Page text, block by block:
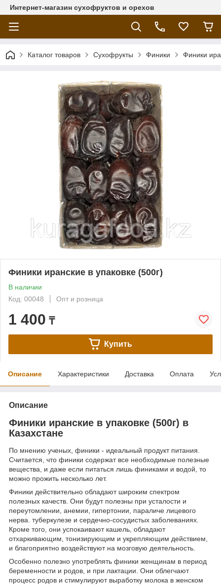
Интернет-магазин сухофруктов и орехов
Каталог товаров Сухофрукты Финики Финики
Финики иранские в упаковке (500г)
В наличии
Код: 00048
Опт и розница
1 400 ₸
Купить
Описание Характеристики Доставка Оплата
Описание
Финики иранские в упаковке (500г) в
Казахстане
По мнению ученых, финики - идеальный продукт питания.
Считается, что финики содержат все необходимые полезные
вещества, и даже если питаться лишь финиками и водой, то
можно прожить несколько лет.
Финики действительно обладают широким спектром
полезных качеств. Они будут полезны при усталости и
переутомлении, анемии, гипертонии, параличе лицевого
нерва. туберкулезе и сердечно-сосудистых заболеваниях.
Кроме того, они успокаивают кашель, обладают
отхаркивающим, тонизирующим и укрепляющим действием,
и благоприятно воздействуют на мозговую деятельность.
Особенно полезно употреблять финики женщинам в период
беременности и родов, и при лактации. Они облегчают
процесс родов и стимулируют выработку молока в женском